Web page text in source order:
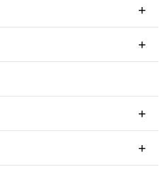
+
+
+
+